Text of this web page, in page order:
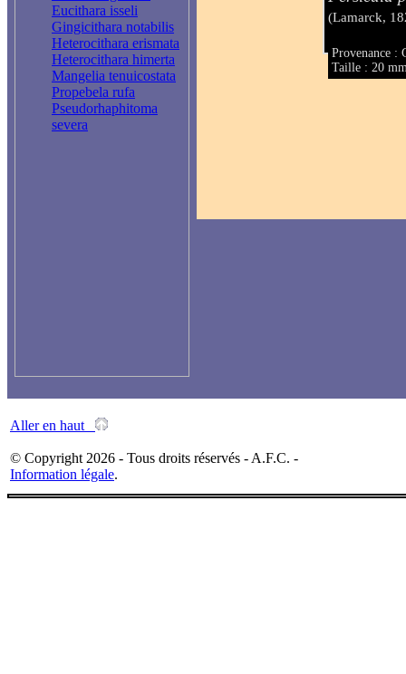
Eucithara isseli
Gingicithara notabilis
Heterocithara erismata
Heterocithara himerta
Mangelia tenuicostata
Propebela rufa
Pseudorhaphitoma
severa
(Lamarck,
Provenance :
Taille : 20
Aller en haut
© Copyright 2026 - Tous droits réservés - A.F.C. -
Information légale.